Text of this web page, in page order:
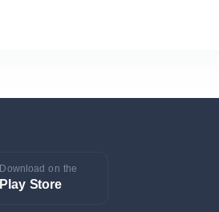
Download on the
Play Store